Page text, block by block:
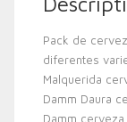
Pack de
diferentes
Malquerida
Damm Daura
Damm